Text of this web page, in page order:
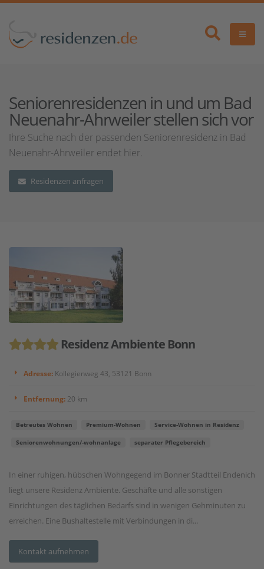
Seniorenresidenzen in und um Bad
Neuenahr-Ahrweiler stellen sich vor
Ihre Suche nach der passenden Seniorenresidenz in Bad
Neuenahr-Ahrweiler endet hier.
Residenzen anfragen
Residenz Ambiente Bonn
Adresse: Kollegienweg 43, 53121 Bonn
Entfernung: 20 km
Betreutes Wohnen Premium-Wohnen Service-Wohnen in Residenz
Seniorenwohnungen/-wohnanlage separater Pflegebereich
In einer ruhigen, hübschen Wohngegend im Bonner Stadtteil Endenich
liegt unsere Residenz Ambiente. Geschäfte und alle sonstigen
Einrichtungen des täglichen Bedarfs sind in wenigen Gehminuten zu
erreichen. Eine Bushaltestelle mit Verbindungen in di...
Kontakt aufnehmen